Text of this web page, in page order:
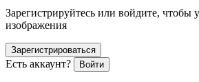
Зарегистрируйтесь или войдите, чтобы
изображения
Зарегистрироваться
Есть аккаунт? Войти